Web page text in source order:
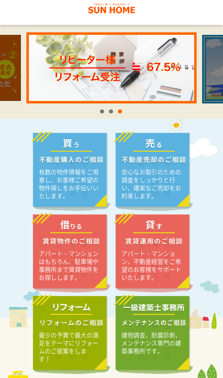
有数の物件情報をご用
意し、お客様ご希望の
物件探しをお手伝いい
たします。
安心なお取引のための
調査をしっかりと行
い、確実なご売却をお
約束します。
アパート・マンション
はもちろん、駐車場や
事務所まで賃貸物件を
お探しします。
アパート・マンショ
ン、不動産経営をご希
望のお客様をサポート
いたします。
最少の予算で最大の満
足をテーマにリフォー
ムのご提案をしま
す！
建物調査、耐震診断、
メンテナンス専門の建
築事務所です。